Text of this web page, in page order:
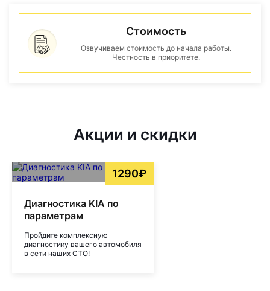
Стоимость
Озвучиваем стоимость до начала работы.
Честность в приоритете.
Акции и скидки
1290₽
Диагностика KIA по
параметрам
Пройдите комплексную
диагностику вашего автомобиля
в сети наших СТО!